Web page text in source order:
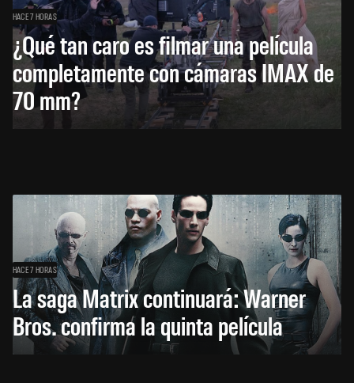
HACE 7 HORAS
¿Qué tan caro es filmar una película
completamente con cámaras IMAX de
70 mm?
HACE 7 HORAS
La saga Matrix continuará: Warner
Bros. confirma la quinta película